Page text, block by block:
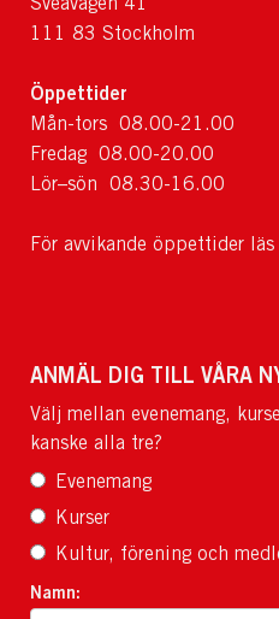
111 83 Stockholm
Öppettider
Mån-tors 08.00-21.00
Fredag 08.00-20.00
Lör–sön 08.30-16.00
För avvikande öppettider läs
ANMÄL DIG TILL VÅRA
Välj mellan evenemang,
kanske alla tre?
Evenemang
Kurser
Kultur, förening och
Namn: